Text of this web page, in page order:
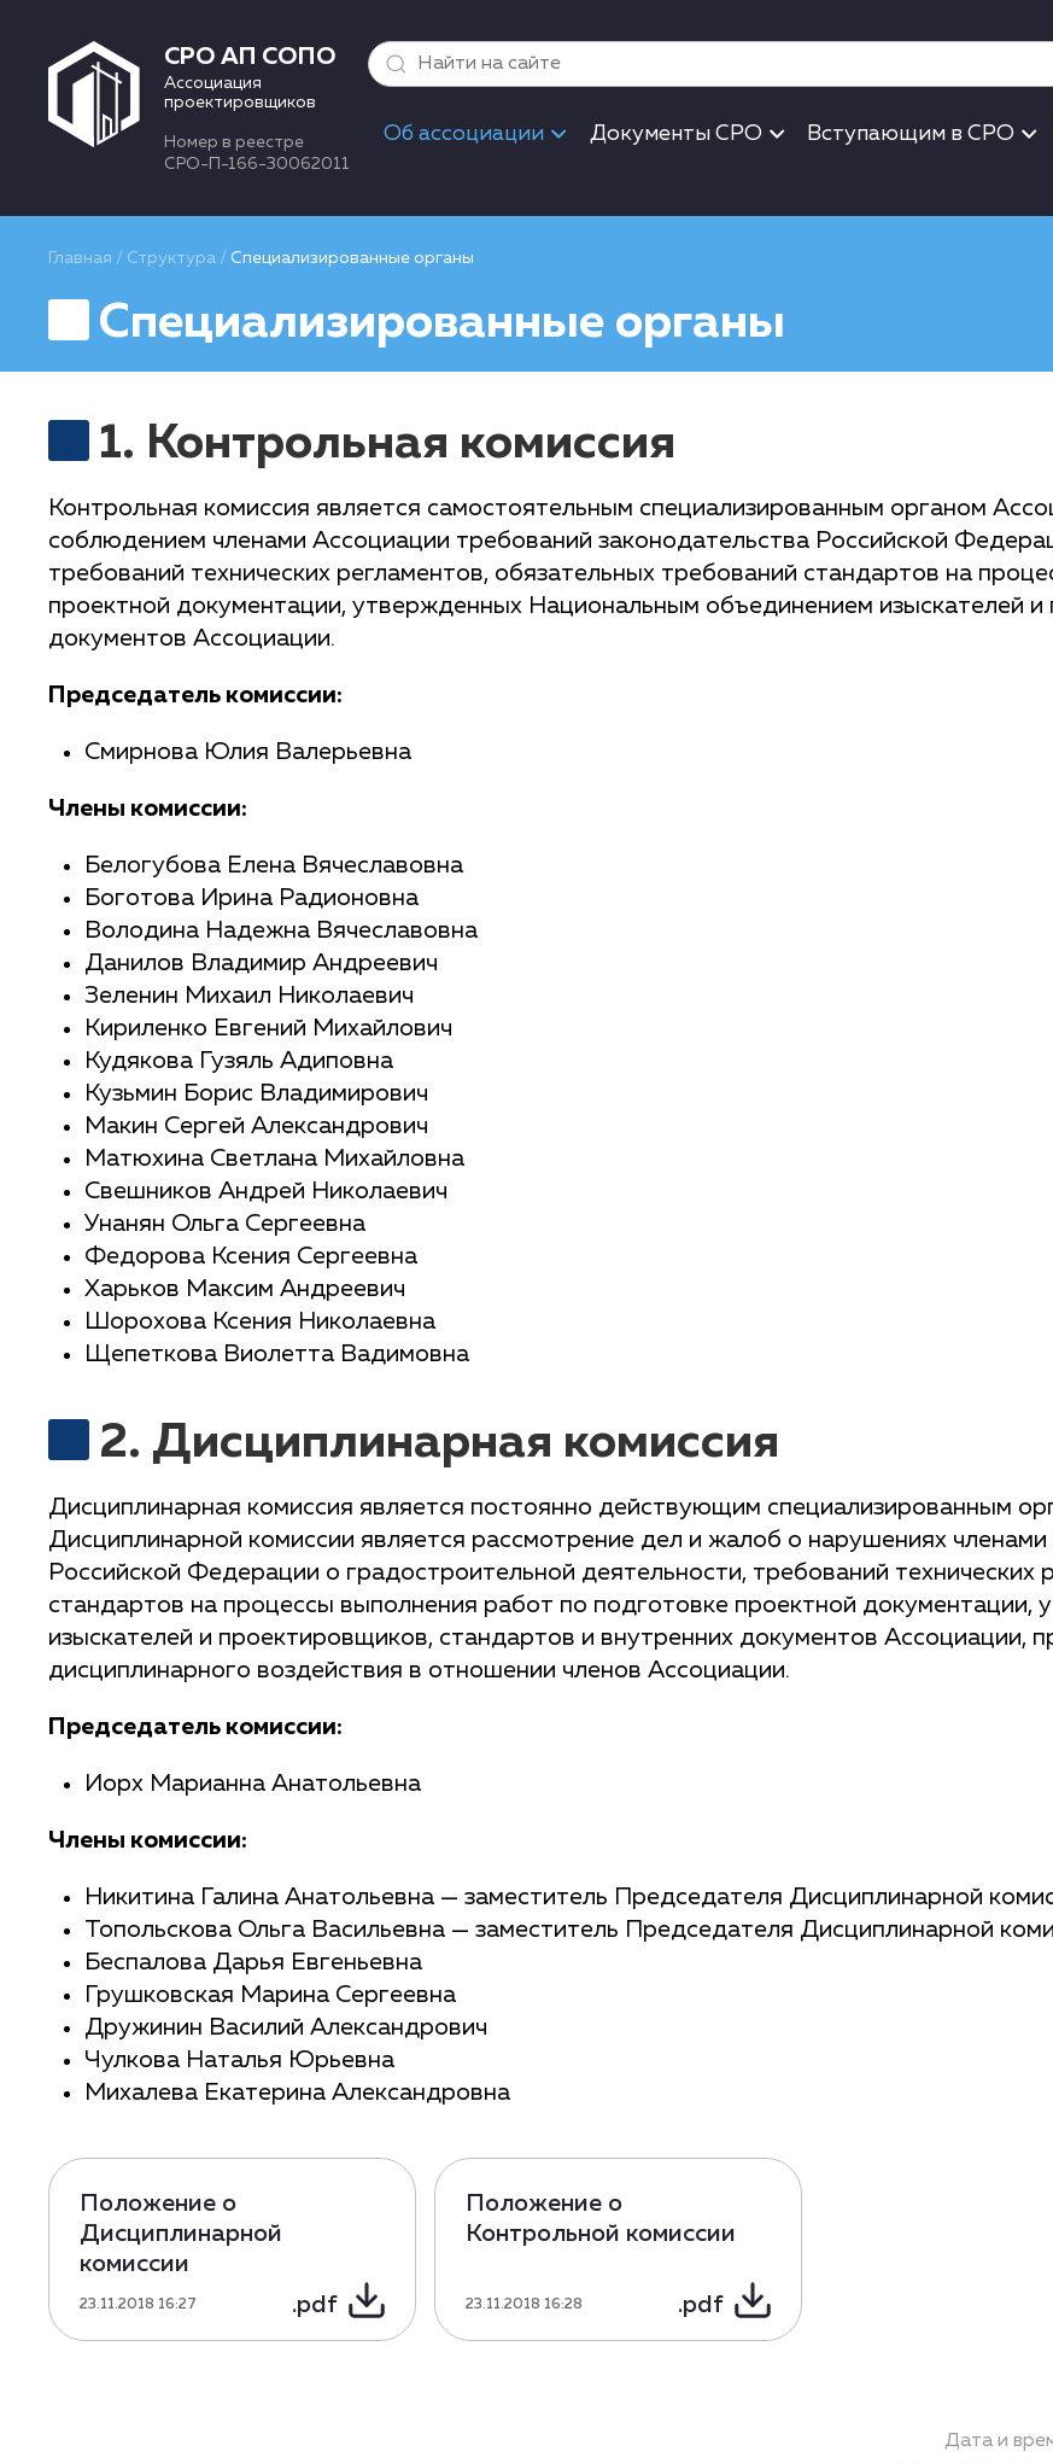
СРО АП СОПО
Ассоциация
проектировщиков
Номер в реестре
СРО-П-166-30062011
Об ассоциации Документы СРО Вступающим в СРО
Главная / Структура / Специализированные органы
Специализированные органы
1. Контрольная комиссия
Контрольная комиссия является самостоятельным специализированным органом
соблюдением членами Ассоциации требований законодательства Российской
требований технических регламентов, обязательных требований стандартов на
проектной документации, утвержденных Национальным объединением изыскателей
документов Ассоциации.
Председатель комиссии:
Смирнова Юлия Валерьевна
Члены комиссии:
Белогубова Елена Вячеславовна
Боготова Ирина Радионовна
Володина Надежна Вячеславовна
Данилов Владимир Андреевич
Зеленин Михаил Николаевич
Кириленко Евгений Михайлович
Кудякова Гузяль Адиповна
Кузьмин Борис Владимирович
Макин Сергей Александрович
Матюхина Светлана Михайловна
Свешников Андрей Николаевич
Унанян Ольга Сергеевна
Федорова Ксения Сергеевна
Харьков Максим Андреевич
Шорохова Ксения Николаевна
Щепеткова Виолетта Вадимовна
2. Дисциплинарная комиссия
Дисциплинарная комиссия является постоянно действующим специализированным
Дисциплинарной комиссии является рассмотрение дел и жалоб о нарушениях
Российской Федерации о градостроительной деятельности, требований технических
стандартов на процессы выполнения работ по подготовке проектной
изыскателей и проектировщиков, стандартов и внутренних документов Ассоциации,
дисциплинарного воздействия в отношении членов Ассоциации.
Председатель комиссии:
Иорх Марианна Анатольевна
Члены комиссии:
Никитина Галина Анатольевна — заместитель Председателя Дисциплинарной
Топольскова Ольга Васильевна — заместитель Председателя Дисциплинарной
Беспалова Дарья Евгеньевна
Грушковская Марина Сергеевна
Дружинин Василий Александрович
Чулкова Наталья Юрьевна
Михалева Екатерина Александровна
Положение о
Дисциплинарной
комиссии
.pdf
23.11.2018 16:27
Положение о
Контрольной комиссии
.pdf
23.11.2018 16:28
Дата и